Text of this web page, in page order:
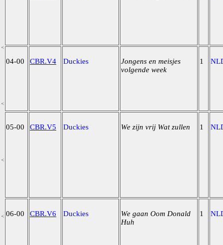
04-00 CBR.V4 Duckies
Jongens en meisjes
volgende week
1
05-00 CBR.V5 Duckies We zijn vrij Wat zullen 1
06-00 CBR.V6 Duckies
We gaan Oom Donald
Huh
1